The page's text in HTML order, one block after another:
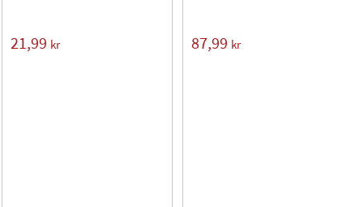
21,99 kr 87,99 kr